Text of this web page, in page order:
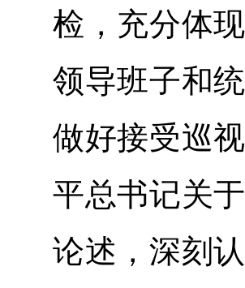
检，充分体
领导班子和
做好接受巡
平总书记关
论述，深刻